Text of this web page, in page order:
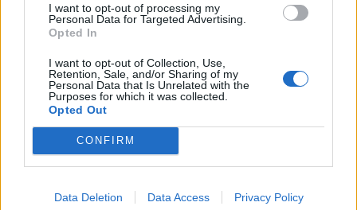
I want to opt-out of processing my
Personal Data for Targeted Advertising.
Opted In
I want to opt-out of Collection, Use,
Retention, Sale, and/or Sharing of my
Personal Data that Is Unrelated with the
Purposes for which it was collected.
Opted Out
CONFIRM
Data Deletion Data Access Privacy Policy
A keresett cikk a portfolio.hu hírarchívumához
tartozik, melynek olvasása előfizetéses
regisztrációhoz kötött.
Az előfizetés a következőket tartalmazza:
Portfolio.hu teljes cikkarchívum
Kötéslisták: BÉT elmúlt 2 év napon belüli
kötéslistái